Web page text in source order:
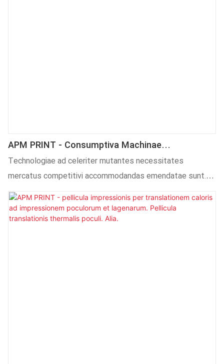
APM PRINT - Consumptiva Machinae
Impressoriae Lampadis Metallicae Curationis UV
Technologiae ad celeriter mutantes necessitates
mercatus competitivi accommodandas emendatae sunt.
Dum technologiae fabricationis progrediuntur, effectus
lucernae metallicae UV curandae perfectae multum
emendatus est. Hoc effectum ingentem in campo (campis)